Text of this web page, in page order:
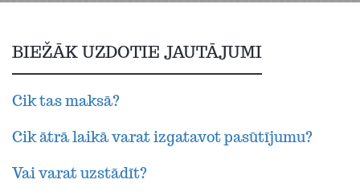
BIEŽĀK UZDOTIE JAUTĀJUMI
Cik tas maksā?
Cik ātrā laikā varat izgatavot pasūtījumu?
Vai varat uzstādīt?